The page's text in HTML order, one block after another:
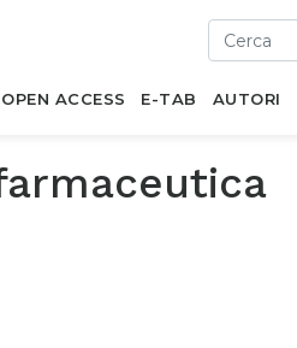
OPEN ACCESS E-TAB AUTORI